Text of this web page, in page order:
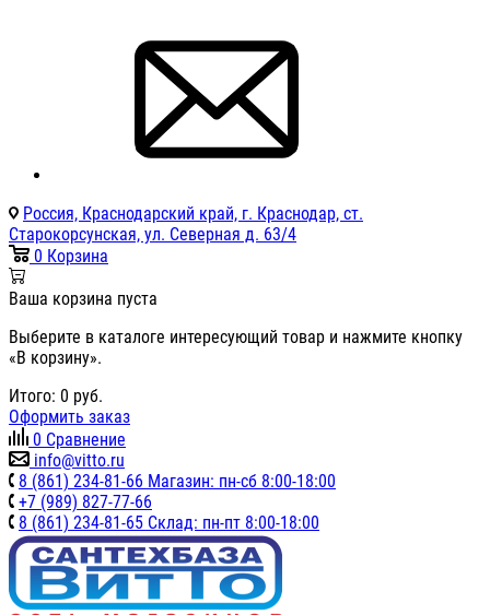
Россия, Краснодарский край, г. Краснодар, ст.
Старокорсунская, ул. Северная д. 63/4
0 Корзина
Ваша корзина пуста
Выберите в каталоге интересующий товар и нажмите кнопку
«В корзину».
Итого: 0 руб.
Оформить заказ
0 Сравнение
info@vitto.ru
8 (861) 234-81-66 Магазин: пн-сб 8:00-18:00
+7 (989) 827-77-66
8 (861) 234-81-65 Склад: пн-пт 8:00-18:00